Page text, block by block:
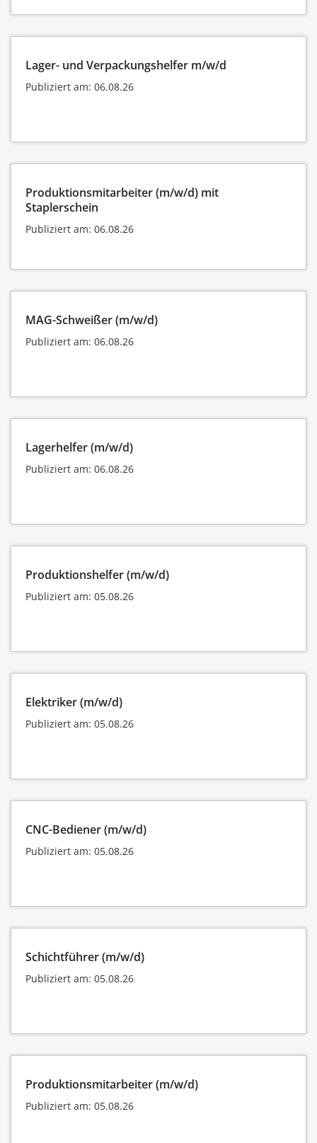
Lager- und Verpackungshelfer m/w/d
Publiziert am: 06.08.26
Produktionsmitarbeiter (m/w/d) mit
Staplerschein
Publiziert am: 06.08.26
MAG-Schweißer (m/w/d)
Publiziert am: 06.08.26
Lagerhelfer (m/w/d)
Publiziert am: 06.08.26
Produktionshelfer (m/w/d)
Publiziert am: 05.08.26
Elektriker (m/w/d)
Publiziert am: 05.08.26
CNC-Bediener (m/w/d)
Publiziert am: 05.08.26
Schichtführer (m/w/d)
Publiziert am: 05.08.26
Produktionsmitarbeiter (m/w/d)
Publiziert am: 05.08.26